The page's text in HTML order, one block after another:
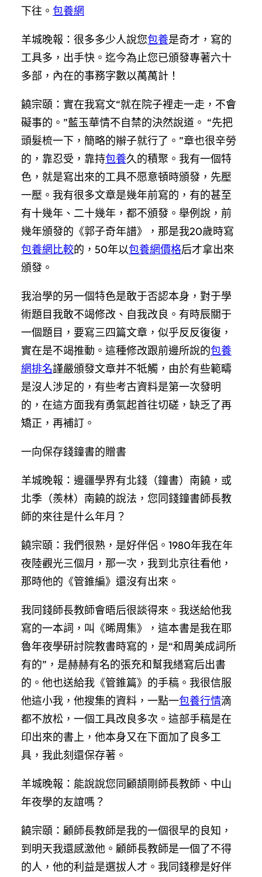
下往。 包養網
羊城晚報：很多多少人說您包養是奇才，寫的
工具多，出手快。迄今為止您已頒發專著六十
多部，內在的事務字數以萬萬計！
饒宗頤：實在我寫文“就在院子裡走一走，不會
礙事的。”藍玉華情不自禁的決然說道。 “先把
頭髮梳一下，簡略的辮子就行了。”章也很辛勞
的，靠忍受，靠持包養久的積聚。我有一個特
色，就是寫出來的工具不愿意頓時頒發，先壓
一壓。我有很多文章是幾年前寫的，有的甚至
有十幾年、二十幾年，都不頒發。舉例說，前
幾年頒發的《郭子奇年譜》，那是我20歲時寫
包養網比較的，50年以包養網價格后才拿出來
頒發。
我治學的另一個特色是敢于否認本身，對于學
術題目我敢不竭修改、自我改良。有時辰關于
一個題目，要寫三四篇文章，似乎反反復復，
實在是不竭推動。這種修改跟前邊所說的包養
網排名謹嚴頒發文章并不牴觸，由於有些範疇
是沒人涉足的，有些考古資料是第一次發明
的，在這方面我有勇氣起首往切磋，缺乏了再
矯正，再補訂。
一向保存錢鐘書的贈書
羊城晚報：邊疆學界有北錢（鐘書）南饒，或
北季（羨林）南饒的說法，您同錢鐘書師長教
師的來往是什么年月？
饒宗頤：我們很熟，是好伴侶。1980年我在年
夜陸觀光三個月，那一次，我到北京往看他，
那時他的《管錐編》還沒有出來。
我同錢師長教師會晤后很談得來。我送給他我
寫的一本詞，叫《晞周集》，這本書是我在耶
魯年夜學研討院教書時寫的，是“和周美成詞所
有的”，是赫赫有名的張充和幫我繕寫后出書
的。他也送給我《管錐篇》的手稿。我很信服
他這小我，他搜集的資料，一點一包養行情滴
都不放松，一個工具改良多次。這部手稿是在
印出來的書上，他本身又在下面加了良多工
具，我此刻還保存著。
羊城晚報：能說說您同顧頡剛師長教師、中山
年夜學的友誼嗎？
饒宗頤：顧師長教師是我的一個很早的良知，
到明天我還感激他。顧師長教師是一個了不得
的人，他的利益是選拔人才。我同錢穆是好伴